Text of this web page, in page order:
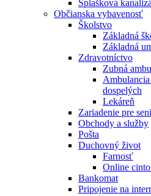
Splašková
Občianska vybavenosť
Školstvo
Základná
Základná
Zdravotníctvo
Zubná
dospelých
Lekáreň
Zariadenie pre
Obchody a služby
Pošta
Duchovný život
Farnosť
Online
Bankomat
Pripojenie na